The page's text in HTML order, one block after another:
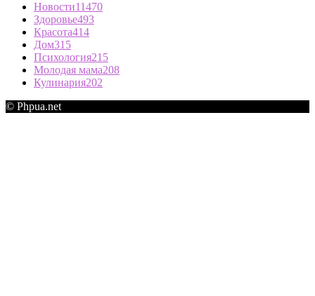
Новости11470
Здоровье493
Красота414
Дом315
Психология215
Молодая мама208
Кулинария202
© Phpua.net